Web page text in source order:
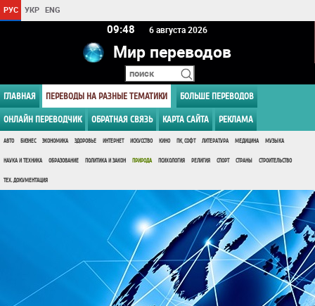
РУС УКР ENG
09 48 6 августа 2026
Мир переводов
ГЛАВНАЯ ПЕРЕВОДЫ НА РАЗНЫЕ ТЕМАТИКИ БОЛЬШЕ ПЕРЕВОДОВ
ОНЛАЙН ПЕРЕВОДЧИК ОБРАТНАЯ СВЯЗЬ КАРТА САЙТА РЕКЛАМА
АВТО БИЗНЕС ЭКОНОМИКА ЗДОРОВЬЕ ИНТЕРНЕТ ИСКУССТВО КИНО ПК, СОФТ ЛИТЕРАТУРА МЕДИЦИНА МУЗЫКА
НАУКА И ТЕХНИКА ОБРАЗОВАНИЕ ПОЛИТИКА И ЗАКОН ПРИРОДА ПСИХОЛОГИЯ РЕЛИГИЯ СПОРТ СТРАНЫ СТРОИТЕЛЬСТВО
ТЕХ. ДОКУМЕНТАЦИЯ